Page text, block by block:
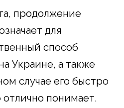
продолжение
для
способ
Украине, а также
случае его быстро
отлично понимает.